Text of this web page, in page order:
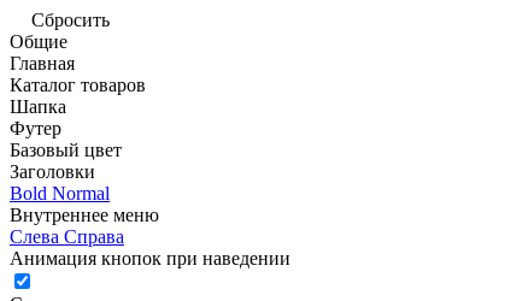
Сбросить
Общие
Главная
Каталог товаров
Шапка
Футер
Базовый цвет
Заголовки
Bold Normal
Внутреннее меню
Слева Справа
Анимация кнопок при наведении